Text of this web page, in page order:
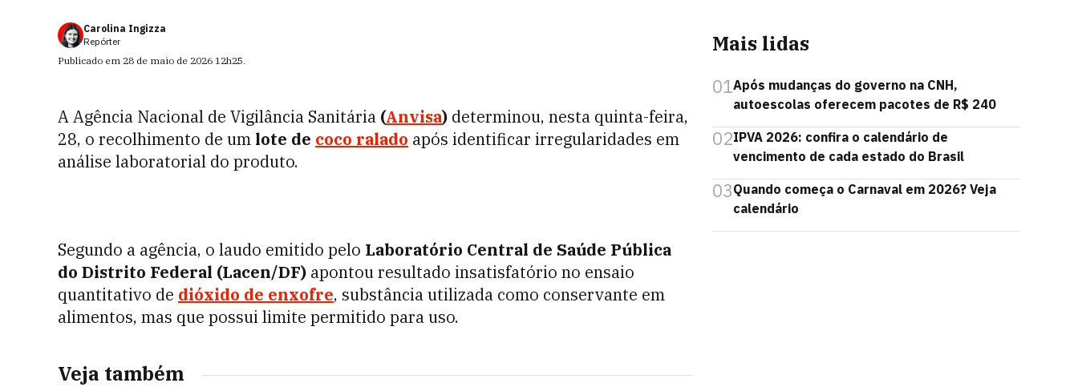
Carolina Ingizza
Repórter
Publicado em 28 de maio de 2026 12h25.
A Agência Nacional de Vigilância Sanitária (Anvisa) determinou, nesta quinta-feira,
28, o recolhimento de um lote de coco ralado após identificar irregularidades em
análise laboratorial do produto.
Segundo a agência, o laudo emitido pelo Laboratório Central de Saúde Pública
do Distrito Federal (Lacen/DF) apontou resultado insatisfatório no ensaio
quantitativo de dióxido de enxofre, substância utilizada como conservante em
alimentos, mas que possui limite permitido para uso.
Veja também
Mais lidas
01Após mudanças do governo na CNH,
autoescolas oferecem pacotes de R$ 240
02IPVA 2026: confira o calendário de
vencimento de cada estado do Brasil
03Quando começa o Carnaval em 2026? Veja
calendário